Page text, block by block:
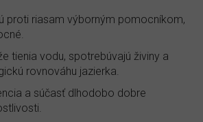
proti riasam výborným pomocníkom,
tienia vodu, spotrebúvajú živiny a
rovnováhu jazierka.
a súčasť dlhodobo dobre